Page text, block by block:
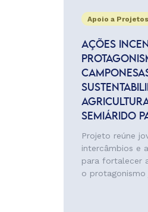
Apoio a Projetos
AÇÕES
SEMIÁRIDO
Projeto reúne
intercâmbios e
para fortalecer
o protagonismo